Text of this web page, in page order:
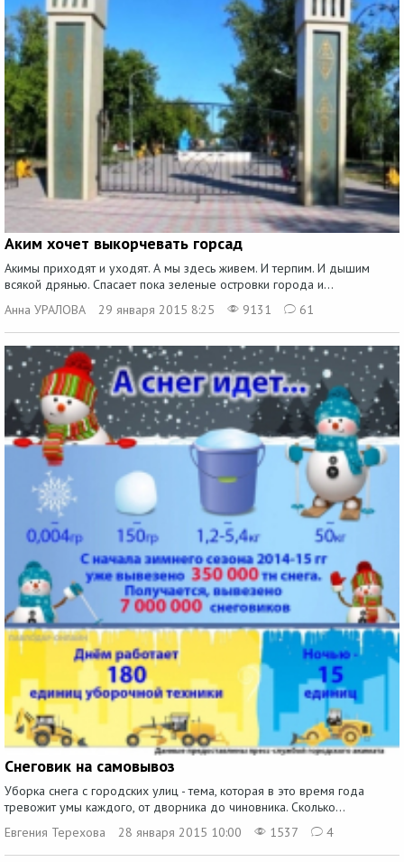
Аким хочет выкорчевать горсад
Акимы приходят и уходят. А мы здесь живем. И терпим. И дышим
всякой дрянью. Спасает пока зеленые островки города и...
Анна УРАЛОВА
29 января 2015 8:25 9131 61
Снеговик на самовывоз
Уборка снега с городских улиц - тема, которая в это время года
тревожит умы каждого, от дворника до чиновника. Сколько...
Евгения Терехова
28 января 2015 10:00 1537 4